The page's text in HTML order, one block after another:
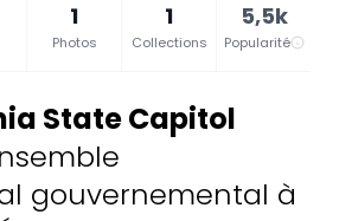
1
Photos
1
Collections
5,5k
Popularité
State Capitol
gouvernemental à